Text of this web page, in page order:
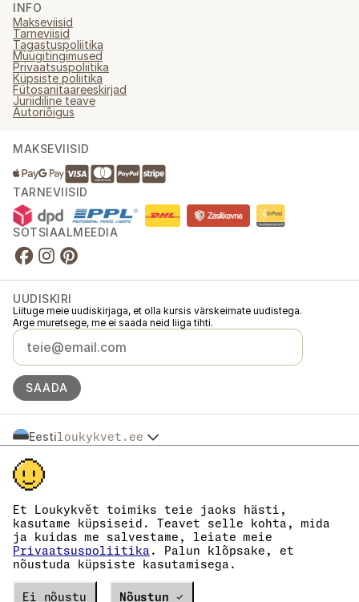
Et Loukykvět toimiks teie jaoks hästi,
kasutame küpsiseid. Teavet selle kohta, mida
ja kuidas me salvestame, leiate meie
Privaatsuspoliitika . Palun klõpsake, et
nõustuda küpsiste kasutamisega.
Ei nõustu Nõustun ✓
INFO
Makseviisid
Tarneviisid
Tagastuspoliitika
Müügitingimused
Privaatsuspoliitika
Küpsiste poliitika
Fütosanitaareeskirjad
Juriidiline teave
Autoriõigus
MAKSEVIISID
TARNEVIISID
SOTSIAALMEEDIA
UUDISKIRI
Liituge meie uudiskirjaga, et olla kursis värskeimate uudistega.
Ärge muretsege, me ei saada neid liiga tihti.
SAADA
Eestiloukykvet.ee
Slovensko
Polska
Österreich
Deutschland
France
België
Danmark
España
Suomi
© 2016 →
Loukykvět s.r.o. on registreeritud Praha linnakohtu äriregistris (osa C,
Osaleme EKO-KOM süsteemis registrinumbriga EKF00180493.
Kasutame taimepasside väljastamiseks registreerimisnumbrit 0636.
Meie registrikood on 05663687, käibemaksukohustuslase number on
CZ05663687.
Andmekasti ID on eng827q.
EORI number on CZ05663687.
Oleme käibemaksukohustuslased.
Verze
20302 PRODUCTION